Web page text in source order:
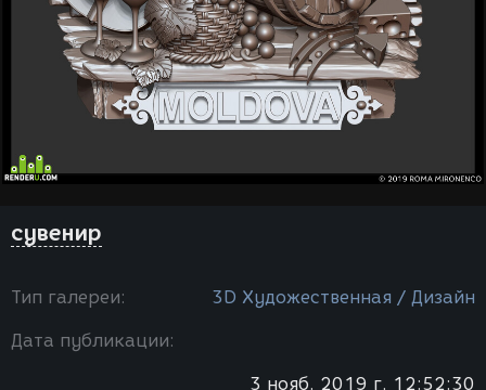
сувенир
Тип галереи: 3D Художественная / Дизайн
Дата публикации:
3 нояб. 2019 г. 12:52:30